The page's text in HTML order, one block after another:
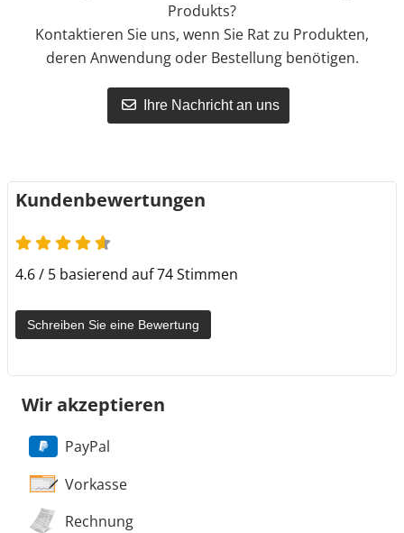
Produkts?
Kontaktieren Sie uns, wenn Sie Rat zu Produkten,
deren Anwendung oder Bestellung benötigen.
Ihre Nachricht an uns
Kundenbewertungen
4.6 von 5
4.6 / 5 basierend auf 74 Stimmen
Schreiben Sie eine Bewertung
Wir akzeptieren
PayPal
Vorkasse
Rechnung